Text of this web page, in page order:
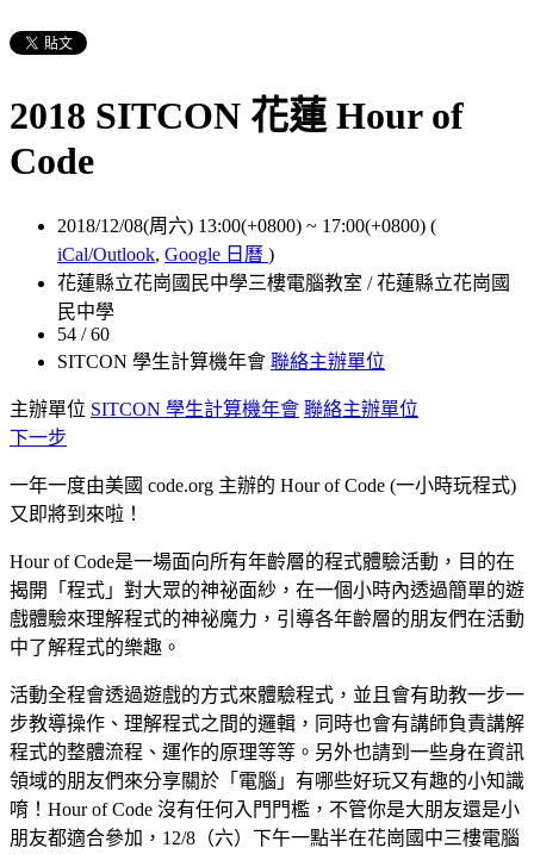
2018 SITCON 花蓮 Hour of
Code
2018/12/08(周六) 13:00(+0800) ~ 17:00(+0800) (
iCal/Outlook, Google 日曆 )
花蓮縣立花崗國民中學三樓電腦教室 / 花蓮縣立花崗國
民中學
54 / 60
SITCON 學生計算機年會 聯絡主辦單位
主辦單位 SITCON 學生計算機年會 聯絡主辦單位
下一步
一年一度由美國 code.org 主辦的 Hour of Code (一小時玩程式)
又即將到來啦！
Hour of Code是一場面向所有年齡層的程式體驗活動，目的在
揭開「程式」對大眾的神祕面紗，在一個小時內透過簡單的遊
戲體驗來理解程式的神祕魔力，引導各年齡層的朋友們在活動
中了解程式的樂趣。
活動全程會透過遊戲的方式來體驗程式，並且會有助教一步一
步教導操作、理解程式之間的邏輯，同時也會有講師負責講解
程式的整體流程、運作的原理等等。另外也請到一些身在資訊
領域的朋友們來分享關於「電腦」有哪些好玩又有趣的小知識
唷！Hour of Code 沒有任何入門門檻，不管你是大朋友還是小
朋友都適合參加，12/8（六）下午一點半在花崗國中三樓電腦